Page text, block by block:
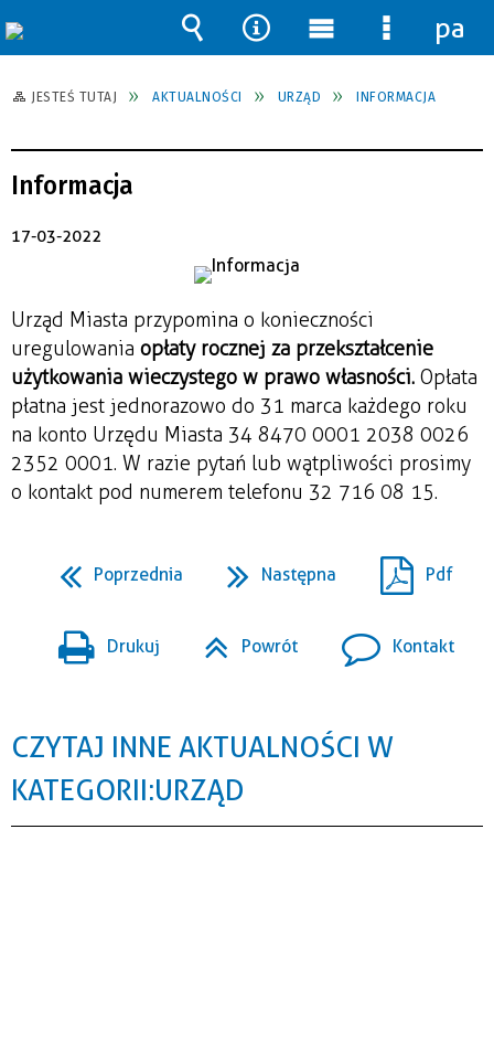
JESTEŚ TUTAJ AKTUALNOŚCI URZĄD INFORMACJA
Informacja
17-03-2022
Urząd Miasta przypomina o konieczności
uregulowania opłaty rocznej za przekształcenie
użytkowania wieczystego w prawo własności. Opłata
płatna jest jednorazowo do 31 marca każdego roku
na konto Urzędu Miasta 34 8470 0001 2038 0026
2352 0001. W razie pytań lub wątpliwości prosimy
o kontakt pod numerem telefonu 32 716 08 15.
Poprzednia Następna Pdf
Drukuj Powrót Kontakt
CZYTAJ INNE AKTUALNOŚCI W
KATEGORII: URZĄD
Wyszukiwarka
Narzędzia
Menu
główne
Menu